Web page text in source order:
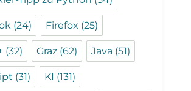
(24) Firefox (25)
(32) Graz (62) Java (51)
(31) KI (131)